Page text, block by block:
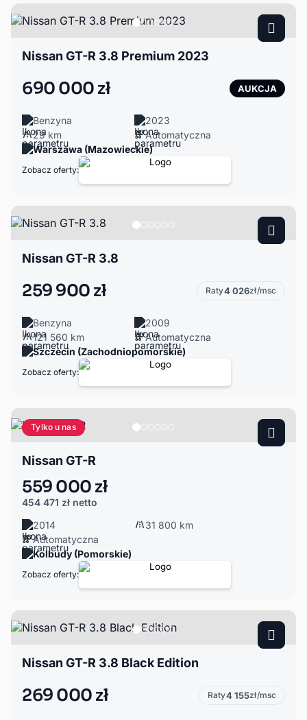
Nissan GT-R 3.8 Premium 2023
690 000 zł AUKCJA
Benzyna
2023
29 km
Automatyczna
Warszawa (Mazowieckie)
Zobacz oferty:
Nissan GT-R 3.8
259 900 zł Raty4 026zł/msc
Benzyna
2009
121 560 km
Automatyczna
Szczecin (Zachodniopomorskie)
Zobacz oferty:
Tylko u nas
Nissan GT-R
559 000 zł
454 471 zł netto
2014
31 800 km
Automatyczna
Kolbudy (Pomorskie)
Zobacz oferty:
Nissan GT-R 3.8 Black Edition
269 000 zł Raty4 155zł/msc